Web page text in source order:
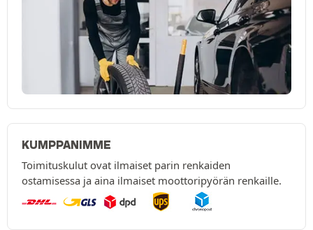
KUMPPANIMME
Toimituskulut ovat ilmaiset parin renkaiden
ostamisessa ja aina ilmaiset moottoripyörän renkaille.